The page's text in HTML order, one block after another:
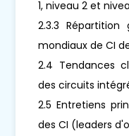
1, niveau 2 et
2.3.3
mondiaux de CI
2.4 Tendances
des circuits
2.5 Entretiens
des CI (leaders